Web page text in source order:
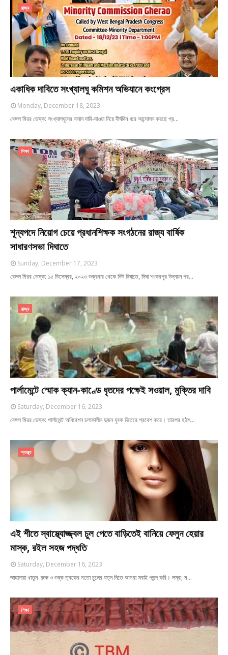
রাজ্য
একাধিক দাবিতে সংখ্যালঘু কমিশন অভিযানে কংগ্রেস
Monday, December 18, 2023
বেঙ্গল মিরর ডেস্ক: সংখ্যালঘুদের নানান দাবি-দাওয়া নিয়ে দীর্ঘদিন ধরে আন্দোলন করছে প্র…
শিক্ষা
শূন্যপদে নিয়োগ চেয়ে প্রধানশিক্ষক সংগঠনের রাজ্য বার্ষিক
সাধারণসভা দিঘাতে
Sunday, December 17, 2023
বেঙ্গল মিরর ডেস্ক: ১৫ ডিসেম্বর, ২০২৩ শুক্রবার থেকে নিউ দিঘাতে, দিঘা শংকরপুর উন্নয়ন পর…
রাজ্য
পার্লামেন্টে স্মোক ক্যান-কাণ্ডে ধৃতদের পক্ষেই সওয়াল, মুক্তির দাবি
Saturday, December 16, 2023
বেঙ্গল মিরর ডেস্ক: পার্লামেন্ট অধিবেশন চলাকালীন দুজন যুবক ভিতরে প্রবেশ করে। তারপর হঠাৎ…
স্বাস্থ্য
এই শীতে স্বাস্থ্যোজ্জ্বল চুল পেতে বাড়িতেই বানিয়ে ফেলুন হেয়ার
মাস্ক, রইল সহজ পদ্ধতি
Saturday, December 16, 2023
জাহানারা খাতুন রুক্ষ ও শুষ্ক ত্বকের মতো চুলের যত্ন নিতে আমরা সবাই পছন্দ করি। লম্বা, ম…
শিক্ষা